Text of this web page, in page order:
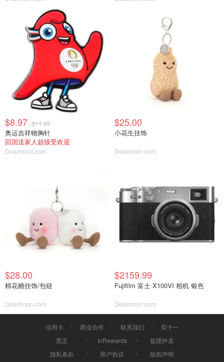
$8.97 $11.95
奥运吉祥物胸针
回国送家人超级受欢迎
Dealmoon.com
$25.00
小花生挂饰
Dealmoon.com
$28.00
棉花糖挂饰/包链
Dealmoon.com
$2159.99
Fujifilm 富士 X100VI 相机 银色
Dealmoon.com
信用卡 商业合作 联系我们
双十一
黑五
InRewards
饭团外卖
隐私条款
用户协议 版权声明